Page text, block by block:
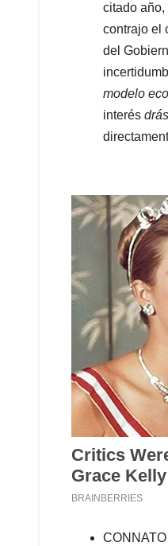
citado año,
contrajo el
del
modelo
interés